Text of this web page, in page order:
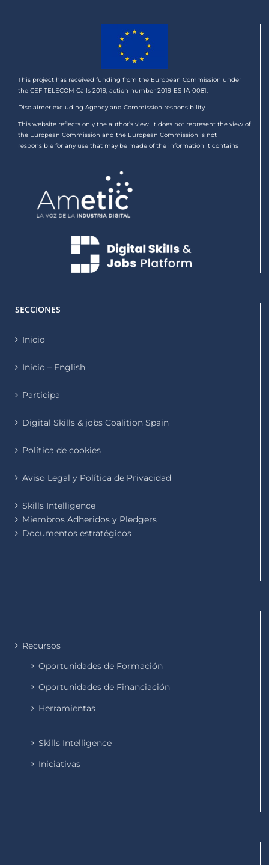
This project has received funding from the European Commission under
the CEF TELECOM Calls 2019, action number 2019-ES-IA-0081.
Disclaimer excluding Agency and Commission responsibility
This website reflects only the author’s view. It does not represent the view of
the European Commission and the European Commission is not
responsible for any use that may be made of the information it contains
SECCIONES
Inicio
Inicio – English
Participa
Digital Skills & jobs Coalition Spain
Política de cookies
Aviso Legal y Política de Privacidad
Skills Intelligence
Miembros Adheridos y Pledgers
Documentos estratégicos
Recursos
Oportunidades de Formación
Oportunidades de Financiación
Herramientas
Skills Intelligence
Iniciativas